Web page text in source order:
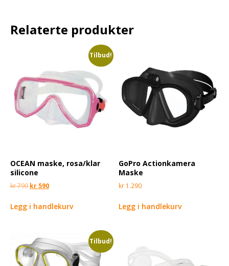
Relaterte produkter
Tilbud!
OCEAN maske, rosa/klar
silicone
kr799 kr 590
Legg i handlekurv
GoPro Actionkamera
Maske
kr 1.290
Legg i handlekurv
Tilbud!